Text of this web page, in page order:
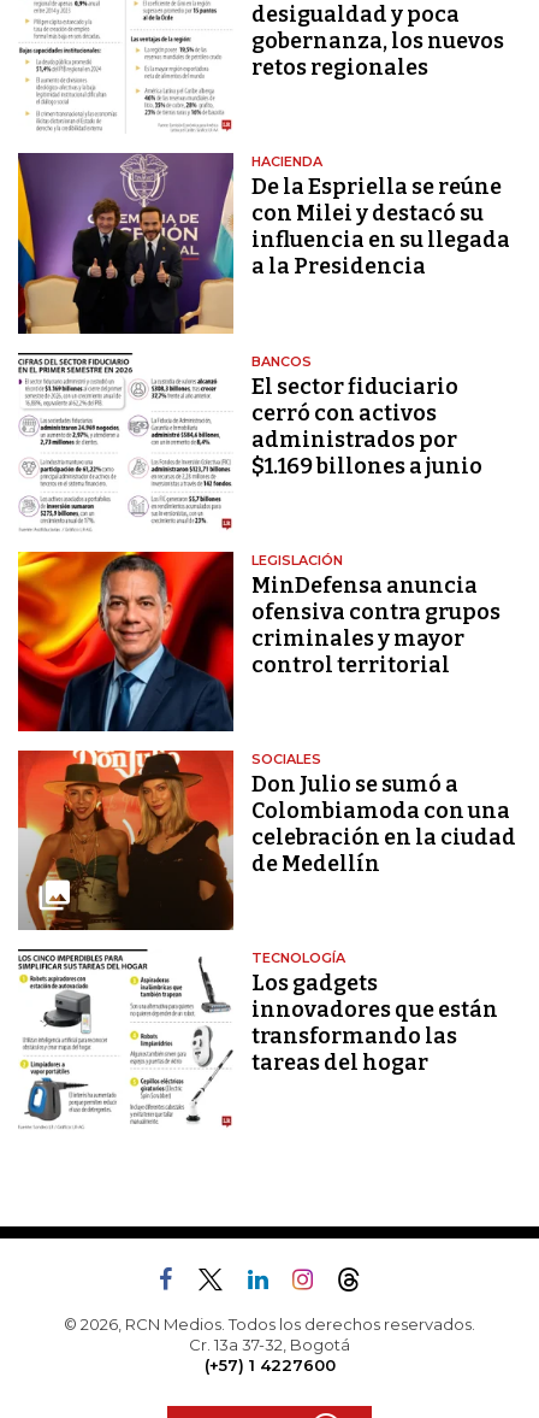
desigualdad y poca
gobernanza, los nuevos
retos regionales
HACIENDA
De la Espriella se reúne
con Milei y destacó su
influencia en su llegada
a la Presidencia
BANCOS
El sector fiduciario
cerró con activos
administrados por
$1.169 billones a junio
LEGISLACIÓN
MinDefensa anuncia
ofensiva contra grupos
criminales y mayor
control territorial
SOCIALES
Don Julio se sumó a
Colombiamoda con una
celebración en la ciudad
de Medellín
TECNOLOGÍA
Los gadgets
innovadores que están
transformando las
tareas del hogar
© 2026, RCN Medios. Todos los derechos reservados.
Cr. 13a 37-32, Bogotá
(+57) 1 4227600